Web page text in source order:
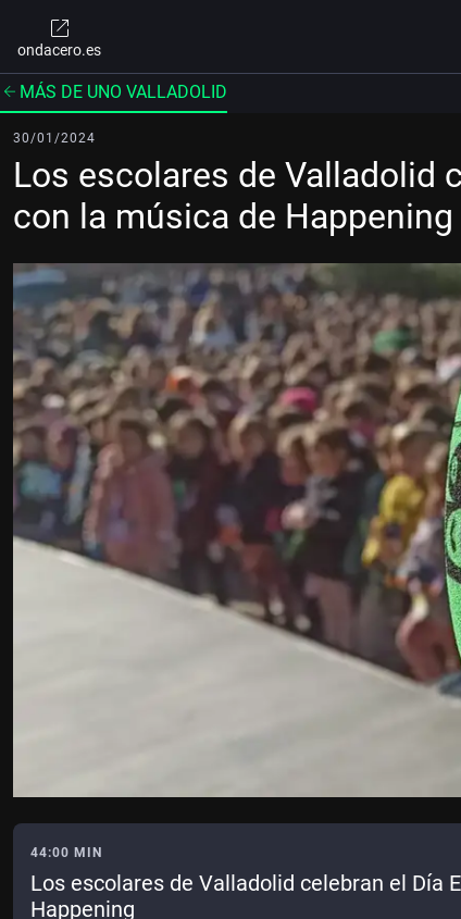
ondacero.es
MÁS DE UNO VALLADOLID
30/01/2024
Los escolares de Valladolid
con la música de Happening
44:00 MIN
Los escolares de Valladolid celebran el Día
Happening